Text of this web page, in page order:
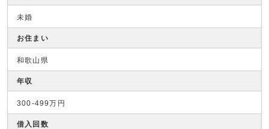
未婚
お住まい
和歌山県
年収
300-499万円
借入回数